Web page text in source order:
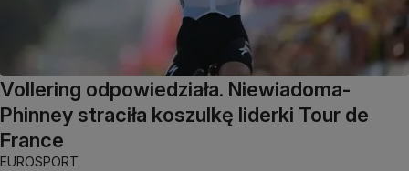
Vollering odpowiedziała. Niewiadoma-
Phinney straciła koszulkę liderki Tour de
France
EUROSPORT